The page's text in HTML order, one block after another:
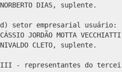
NORBERTO DIAS, suplente.
d) setor empresarial usuário:
CÁSSIO JORDÃO MOTTA
NIVALDO CLETO, suplente.
III - representantes do